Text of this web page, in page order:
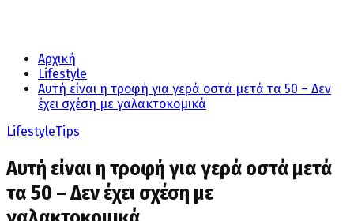
Αρχική
Lifestyle
Αυτή είναι η τροφή για γερά οστά μετά τα 50 – Δεν
έχει σχέση με γαλακτοκομικά
LifestyleTips
Αυτή είναι η τροφή για γερά οστά μετά
τα 50 – Δεν έχει σχέση με